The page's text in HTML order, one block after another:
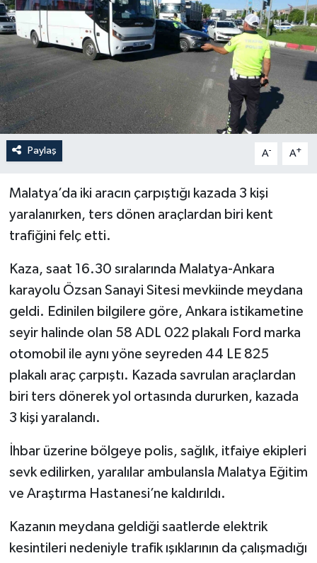
Paylaş A- A+
Malatya’da iki aracın çarpıştığı kazada 3 kişi
yaralanırken, ters dönen araçlardan biri kent
trafiğini felç etti.
Kaza, saat 16.30 sıralarında Malatya-Ankara
karayolu Özsan Sanayi Sitesi mevkiinde meydana
geldi. Edinilen bilgilere göre, Ankara istikametine
seyir halinde olan 58 ADL 022 plakalı Ford marka
otomobil ile aynı yöne seyreden 44 LE 825
plakalı araç çarpıştı. Kazada savrulan araçlardan
biri ters dönerek yol ortasında dururken, kazada
3 kişi yaralandı.
İhbar üzerine bölgeye polis, sağlık, itfaiye ekipleri
sevk edilirken, yaralılar ambulansla Malatya Eğitim
ve Araştırma Hastanesi’ne kaldırıldı.
Kazanın meydana geldiği saatlerde elektrik
kesintileri nedeniyle trafik ışıklarının da çalışmadığı
YEREL